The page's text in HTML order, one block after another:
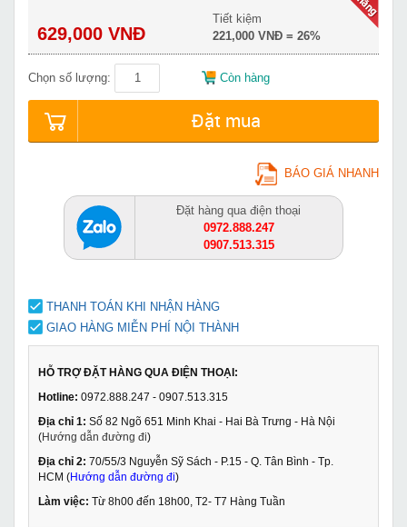
629,000 VNĐ
Tiết kiệm
221,000 VNĐ = 26%
Chọn số lượng: Còn hàng
Đặt mua
BÁO GIÁ NHANH
Đặt hàng qua điện thoại
0972.888.247
0907.513.315
THANH TOÁN KHI NHẬN HÀNG
GIAO HÀNG MIỄN PHÍ NỘI THÀNH
HỖ TRỢ ĐẶT HÀNG QUA ĐIỆN THOẠI:
Hotline: 0972.888.247 - 0907.513.315
Địa chỉ 1: Số 82 Ngõ 651 Minh Khai - Hai Bà Trưng - Hà Nội
(Hướng dẫn đường đi)
Địa chỉ 2: 70/55/3 Nguyễn Sỹ Sách - P.15 - Q. Tân Bình - Tp.
HCM (Hướng dẫn đường đi)
Làm việc: Từ 8h00 đến 18h00, T2- T7 Hàng Tuần